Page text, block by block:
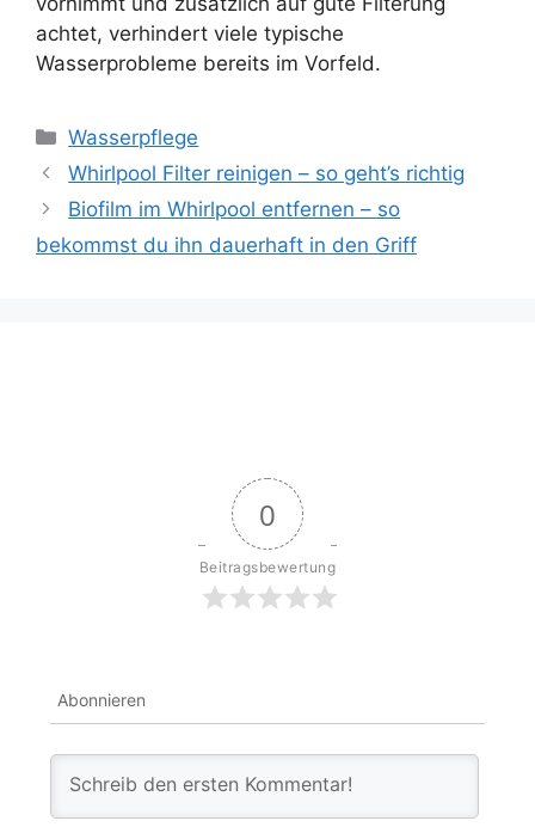
achtet, verhindert viele typische
Wasserprobleme bereits im Vorfeld.
Kategorien
Wasserpflege
Whirlpool Filter reinigen – so geht’s richtig
Biofilm im Whirlpool entfernen – so
bekommst du ihn dauerhaft in den Griff
0
Beitragsbewertung
Abonnieren